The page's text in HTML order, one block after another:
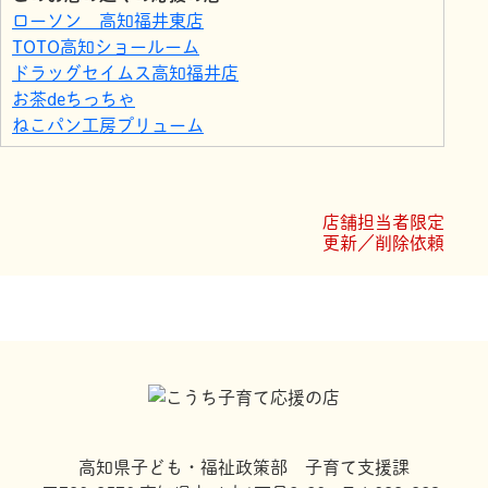
ローソン 高知福井東店
TOTO高知ショールーム
ドラッグセイムス高知福井店
お茶deちっちゃ
ねこパン工房プリューム
ファミリーマート高知福井東町店
店舗担当者限定
更新／削除依頼
高知県子ども・福祉政策部 子育て支援課